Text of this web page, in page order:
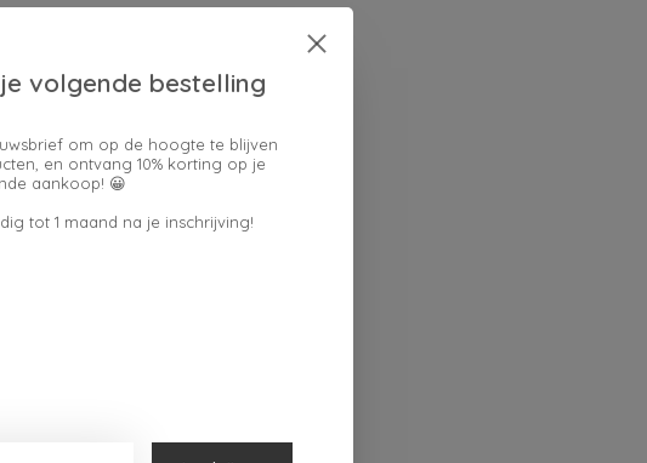
volgende bestelling
om op de hoogte te blijven
en ontvang 10% korting op je
aankoop! 😀
tot 1 maand na je inschrijving!